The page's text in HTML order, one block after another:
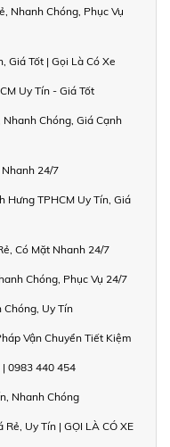
Nhanh Chóng, Phục Vụ
Giá Tốt | Gọi Là Có Xe
Uy Tín - Giá Tốt
Nhanh Chóng, Giá Cạnh
Nhanh 24/7
Hưng TPHCM Uy Tín, Giá
Có Mặt Nhanh 24/7
Chóng, Phục Vụ 24/7
Chóng, Uy Tín
Vận Chuyển Tiết Kiệm
| 0983 440 454
Nhanh Chóng
Uy Tín | GỌI LÀ CÓ XE